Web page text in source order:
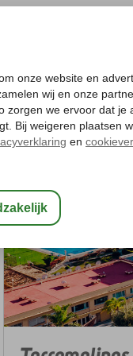
WINTERZON
Geen fueltoeslag
Home
Spanje Costa del Sol